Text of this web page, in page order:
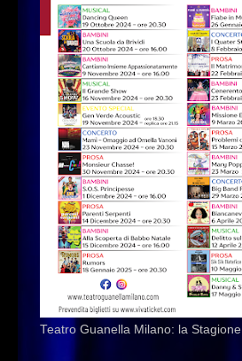
Teatro Guanella Milano: la Stagione